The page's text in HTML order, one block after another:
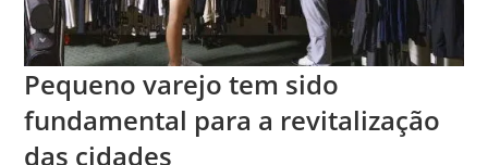
Pequeno varejo tem sido
fundamental para a revitalização
das cidades